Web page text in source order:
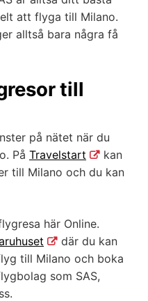
att flyga till Milano.
alltså bara några få
till
på nätet när du
På Travelstart
kan
till Milano och du kan
här Online.
där du kan
till Milano och boka
som SAS,